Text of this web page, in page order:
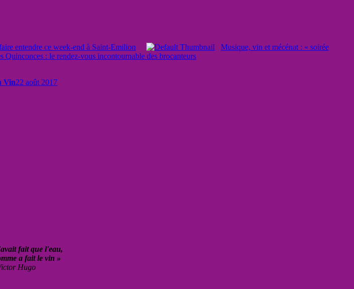
entendre ce week-end à Saint-Emilion
Musique, vin et mécénat : « soirée
Quinconces : le rendez-vous incontournable des brocanteurs
Vin22 août 2017
fait que l'eau,
a fait le vin »
Hugo